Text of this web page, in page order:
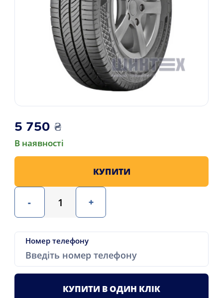
5 750 ₴
В наявності
- +
КУПИТИ
Номер телефону
КУПИТИ В ОДИН КЛІК